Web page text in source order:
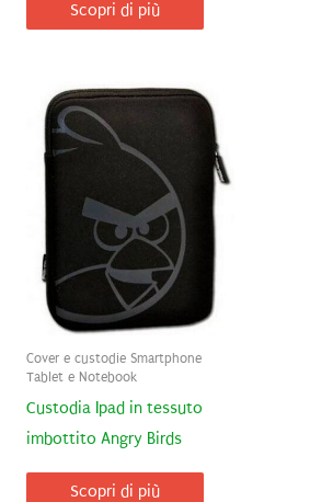
Scopri di più
Cover e custodie Smartphone
Tablet e Notebook
Custodia Ipad in tessuto
imbottito Angry Birds
Scopri di più